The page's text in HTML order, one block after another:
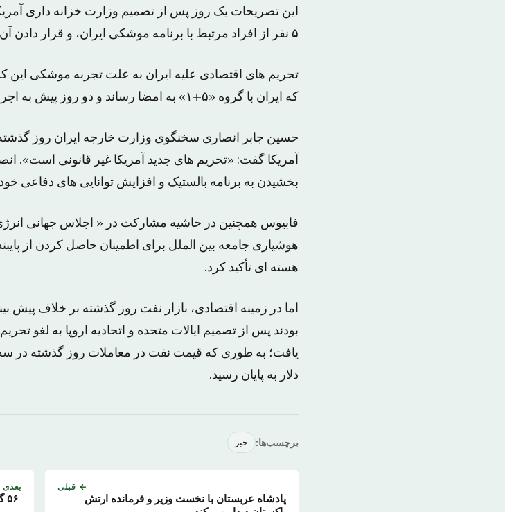
۵ نفر از افراد مرتبط با برنامه موشکی ایران، و قرار دادن آن ها در لیست سیاه مطرح می شود.
تحریم های اقتصادی علیه ایران به علت تجربه موشکی این
که ایران با گروه «۵+۱» به امضا رساند و دو روز پیش به اجرا در آمد.
حسین جابر انصاری سخنگوی وزارت خارجه ایران روز
آمریکا گفت: «تحریم های جدید آمریکا غیر قانونی است».
بخشیدن به برنامه بالستیک و افزایش توانایی های دفاعی
فابیوس همچنین در حاشیه مشارکت در « اجلاس جهانی
هوشیاری جامعه بین الملل برای اطمینان حاصل کردن از
هسته ای تأکید کرد.
اما در زمینه اقتصادی، بازار نفت روز گذشته بر خلاف
بودند پس از تصمیم ایالات متحده و اتحادیه اروپا به لغو
دلار به پایان رسید.
برچسب‌ها: خبر
← قبلی
پادشاه عربستان با نخست وزیر و فرمانده ارتش